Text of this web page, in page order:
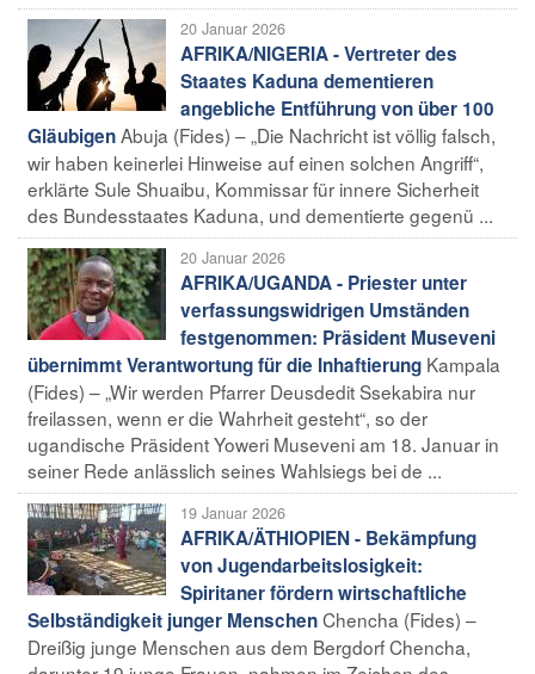
20 Januar 2026
AFRIKA/NIGERIA - Vertreter des
Staates Kaduna dementieren
angebliche Entführung von über 100
GläubigenAbuja (Fides) – „Die Nachricht ist völlig falsch,
wir haben keinerlei Hinweise auf einen solchen Angriff“,
erklärte Sule Shuaibu, Kommissar für innere Sicherheit
des Bundesstaates Kaduna, und dementierte gegenü ...
20 Januar 2026
AFRIKA/UGANDA - Priester unter
verfassungswidrigen Umständen
festgenommen: Präsident Museveni
übernimmt Verantwortung für die Inhaftierung Kampala
(Fides) – „Wir werden Pfarrer Deusdedit Ssekabira nur
freilassen, wenn er die Wahrheit gesteht“, so der
ugandische Präsident Yoweri Museveni am 18. Januar in
seiner Rede anlässlich seines Wahlsiegs bei de ...
19 Januar 2026
AFRIKA/ÄTHIOPIEN - Bekämpfung
von Jugendarbeitslosigkeit:
Spiritaner fördern wirtschaftliche
Selbständigkeit junger MenschenChencha (Fides) –
Dreißig junge Menschen aus dem Bergdorf Chencha,